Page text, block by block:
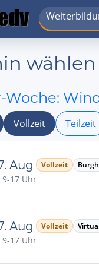
wählen
Woche:
Vollzeit Teilzeit
Aug Vollzeit
9-17 Uhr
Aug Vollzeit
9-17 Uhr